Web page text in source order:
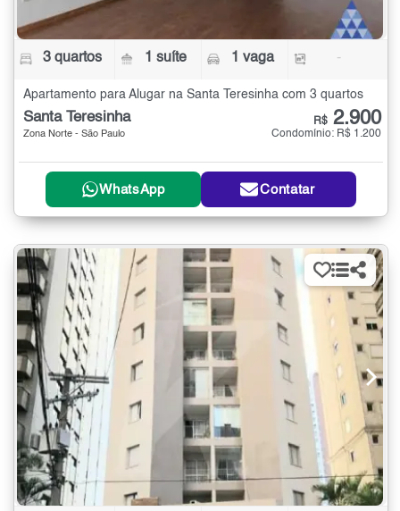
3 quartos 1 suíte 1 vaga -
Apartamento para Alugar na Santa Teresinha com 3 quartos
Santa Teresinha
Zona Norte - São Paulo
R$ 2.900
Condomínio: R$ 1.200
WhatsApp Contatar